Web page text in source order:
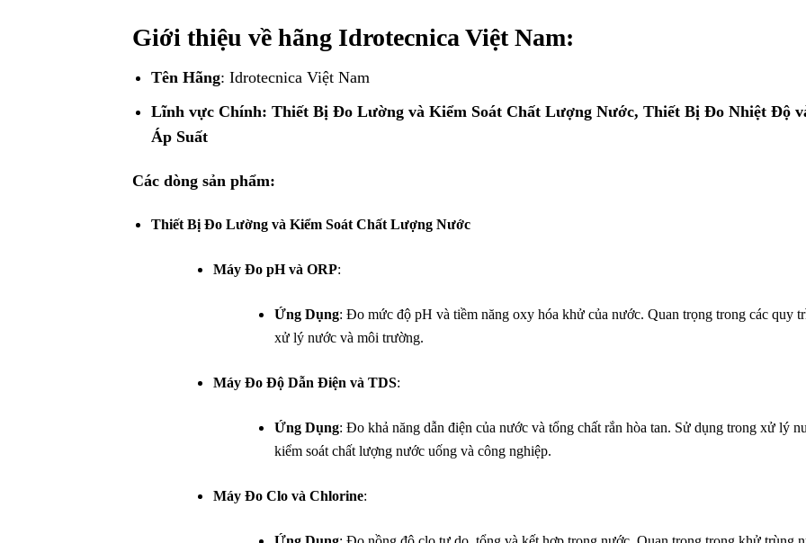
Giới thiệu về hãng Idrotecnica Việt Nam:
Tên Hãng: Idrotecnica Việt Nam
Lĩnh vực Chính: Thiết Bị Đo Lường và Kiểm Soát Chất Lượng Nước, Thiết Bị Đo Nhiệt Độ
Áp Suất
Các dòng sản phẩm:
Thiết Bị Đo Lường và Kiểm Soát Chất Lượng Nước
Máy Đo pH và ORP:
Ứng Dụng: Đo mức độ pH và tiềm năng oxy hóa khử của nước. Quan trọng trong các quy
xử lý nước và môi trường.
Máy Đo Độ Dẫn Điện và TDS:
Ứng Dụng: Đo khả năng dẫn điện của nước và tổng chất rắn hòa tan. Sử dụng trong xử lý
kiểm soát chất lượng nước uống và công nghiệp.
Máy Đo Clo và Chlorine: